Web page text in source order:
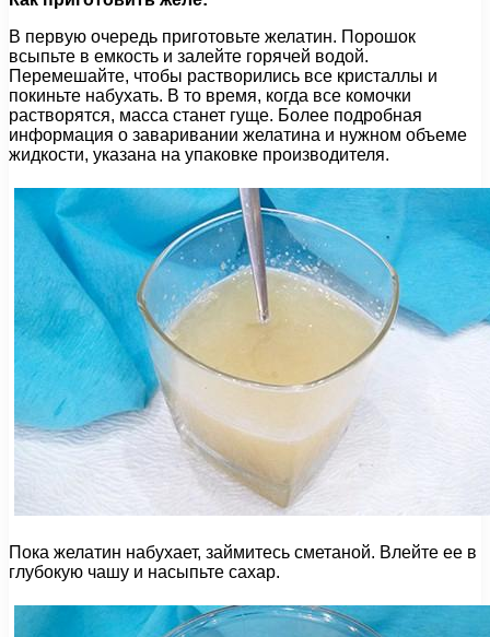
В первую очередь приготовьте желатин. Порошок
всыпьте в емкость и залейте горячей водой.
Перемешайте, чтобы растворились все кристаллы и
покиньте набухать. В то время, когда все комочки
растворятся, масса станет гуще. Более подробная
информация о заваривании желатина и нужном объеме
жидкости, указана на упаковке производителя.
Пока желатин набухает, займитесь сметаной. Влейте ее в
глубокую чашу и насыпьте сахар.